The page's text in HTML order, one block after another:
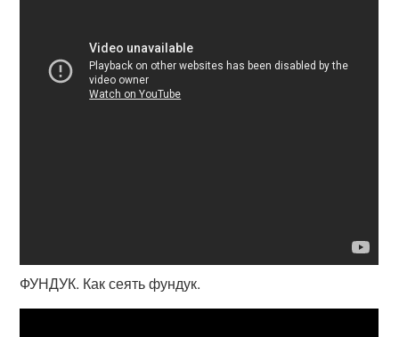
ФУНДУК. Как сеять фундук.